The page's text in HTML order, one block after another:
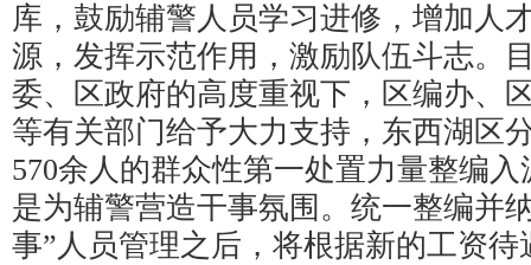
库，鼓励辅警人员学习进修，增加人
源，发挥示范作用，激励队伍斗志。
委、区政府的高度重视下，区编办、
等有关部门给予大力支持，东西湖区
570余人的群众性第一处置力量整编
是为辅警营造干事氛围。统一整编并
事”人员管理之后，将根据新的工资